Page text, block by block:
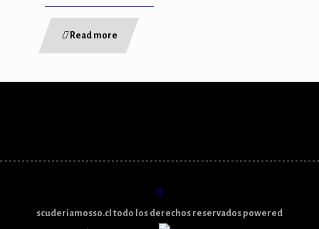
Read more
scuderiamosso.cl todo los derechos reservados powered